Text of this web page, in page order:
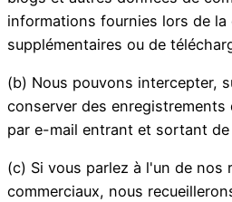
informations fournies lors de la
supplémentaires ou de
(b) Nous pouvons intercepter,
conserver des enregistrements
par e-mail entrant et sortant
(c) Si vous parlez à l'un de nos
commerciaux, nous